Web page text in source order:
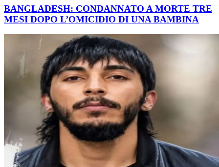
BANGLADESH: CONDANNATO A MORTE TRE
MESI DOPO L’OMICIDIO DI UNA BAMBINA